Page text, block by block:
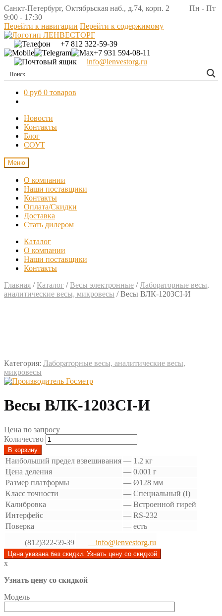
Санкт-Петербург, Октябрьская наб., д.74, корп. 2 Пн - Пт
9:00 - 17:30
Перейти к навигации Перейти к содержимому
+7 812 322-59-39
+7 931 594-08-11
info@lenvestorg.ru
0 руб 0 товаров
Новости
Контакты
Блог
СОУТ
Меню
О компании
Наши поставщики
Контакты
Оплата/Скидки
Доставка
Стать дилером
Каталог
О компании
Наши поставщики
Контакты
Главная / Каталог / Весы электронные /Лабораторные весы,
аналитические весы, микровесы /Весы ВЛК-1203СI-И
Категория: Лабораторные весы, аналитические весы,
микровесы
Весы ВЛК-1203СI-И
Цена по запросу
Количество
В корзину
Наибольший предел взвешивания — 1.2 кг
Цена деления
— 0.001 г
Размер платформы
— Ø128 мм
Класс точности
— Специальный (I)
Калибровка
— Встроенной гирей
Интерфейс
— RS-232
Поверка
— есть
(812)322-59-39
info@lenvestorg.ru
Цена указана без скидки. Узнать цену со скидкой
x
Узнать цену со скидкой
Модель